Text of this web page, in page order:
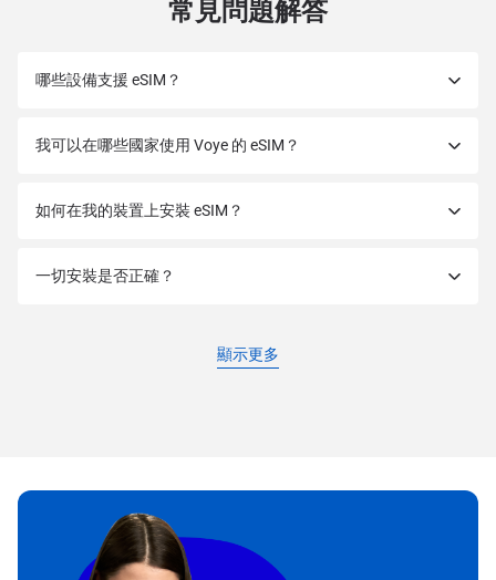
常見問題解答
哪些設備支援 eSIM？
我可以在哪些國家使用 Voye 的 eSIM？
如何在我的裝置上安裝 eSIM？
一切安裝是否正確？
顯示更多